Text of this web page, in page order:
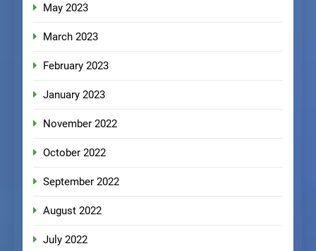
May 2023
March 2023
February 2023
January 2023
November 2022
October 2022
September 2022
August 2022
July 2022